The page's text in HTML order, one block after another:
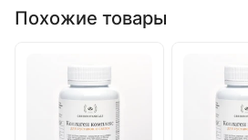
Похожие товары